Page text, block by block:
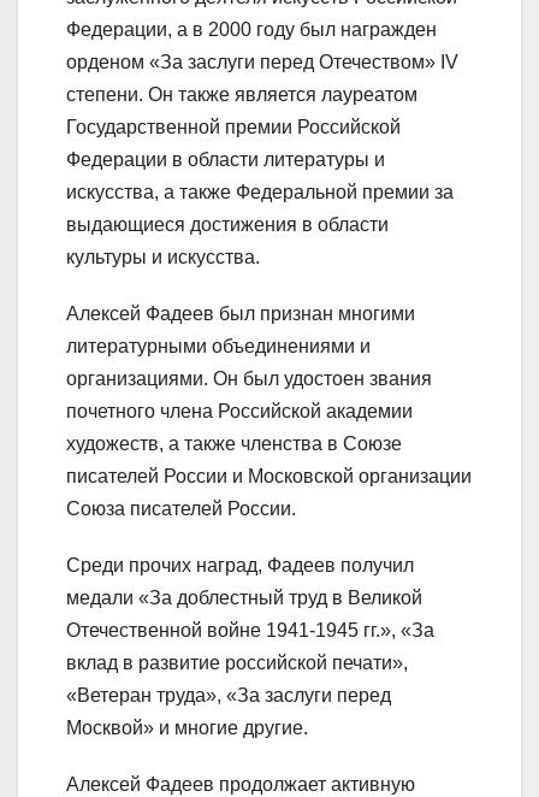
Федерации, а в 2000 году был награжден
орденом «За заслуги перед Отечеством» IV
степени. Он также является лауреатом
Государственной премии Российской
Федерации в области литературы и
искусства, а также Федеральной премии за
выдающиеся достижения в области
культуры и искусства.
Алексей Фадеев был признан многими
литературными объединениями и
организациями. Он был удостоен звания
почетного члена Российской академии
художеств, а также членства в Союзе
писателей России и Московской организации
Союза писателей России.
Среди прочих наград, Фадеев получил
медали «За доблестный труд в Великой
Отечественной войне 1941-1945 гг.», «За
вклад в развитие российской печати»,
«Ветеран труда», «За заслуги перед
Москвой» и многие другие.
Алексей Фадеев продолжает активную